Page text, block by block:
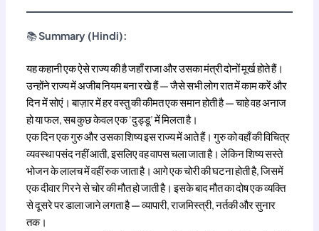
📚Summary (Hindi):
यह कहानी एक ऐसे राज्य की है जहाँ राजा और उसका मंत्री दोनों मूर्ख होते हैं।
उन्होंने राज्य में अजीब नियम बना रखे हैं — जैसे सभी लोग रात में काम करें और
दिन में सोएं। बाज़ार में हर वस्तु की कीमत एक समान होती है — चाहे वह अनाज
हो या फल, सब कुछ केवल एक ‘दुड्डू’ में मिलता है।
एक दिन एक गुरु और उसका शिष्य इस राज्य में आते हैं। गुरु को वहाँ की विचित्र
व्यवस्था पसंद नहीं आती, इसलिए वह वापस चला जाता है। लेकिन शिष्य सस्ते
भोजन के लालच में वहीं रुक जाता है। आगे एक चोरी की घटना होती है, जिसमें
एक दीवार गिरने से चोर की मौत हो जाती है। इसके बाद मौत का दोष एक व्यक्ति
से दूसरे पर डाला जाने लगता है — व्यापारी, राजमिस्त्री, नर्तकी और सुनार
तक।